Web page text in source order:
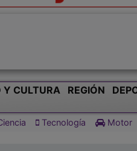
Y CULTURA REGIÓN
Tecnología Motor